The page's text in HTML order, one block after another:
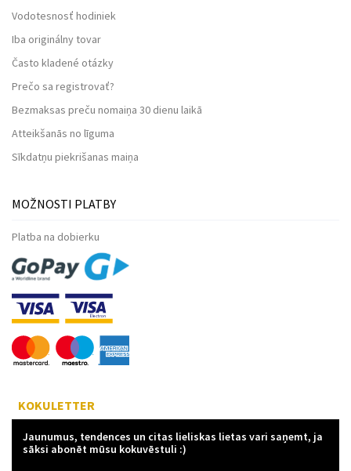
Vodotesnosť hodiniek
Iba originálny tovar
Často kladené otázky
Prečo sa registrovať?
Bezmaksas preču nomaiņa 30 dienu laikā
Atteikšanās no līguma
Sīkdatņu piekrišanas maiņa
MOŽNOSTI PLATBY
Platba na dobierku
KOKULETTER
Jaunumus, tendences un citas lieliskas lietas vari saņemt, ja
sāksi abonēt mūsu kokuvēstuli :)